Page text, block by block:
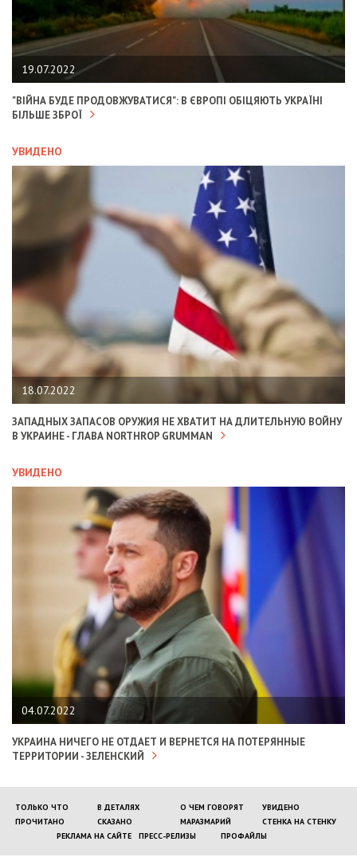
19.07.2022
"ВІЙНА БУДЕ ПРОДОВЖУВАТИСЯ": В ЄВРОПІ ОБІЦЯЮТЬ УКРАЇНІ
БІЛЬШЕ ЗБРОЇ
УВИДЕНО
18.07.2022
ЗАПАДНЫХ ЗАПАСОВ ОРУЖИЯ НЕ ХВАТИТ НА ДЛИТЕЛЬНУЮ ВОЙНУ
В УКРАИНЕ - ГЛАВА NORTHROP GRUMMAN
УВИДЕНО
04.07.2022
УКРАИНА НИЧЕГО НЕ ОТДАЕТ И ВЕРНЕТСЯ НА ПОТЕРЯННЫЕ
ТЕРРИТОРИИ - ЗЕЛЕНСКИЙ
ТОЛЬКО ЧТО В ДЕТАЛЯХ О ЧЕМ ГОВОРЯТ
УВИДЕНО
ПРОЧИТАНО
СКАЗАНО МАРАЗМАРИЙ
СТЕНКА НА СТЕНКУ
РЕКЛАМА НА САЙТЕ
ПРЕСС-РЕЛИЗЫ ПРОФАЙЛЫ